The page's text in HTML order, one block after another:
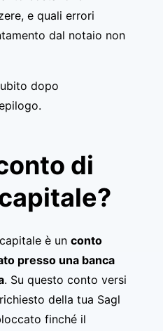
e quali errori
dal notaio non
dopo
di
è un conto
presso una banca
. Su questo conto versi
della tua Sagl
finché il